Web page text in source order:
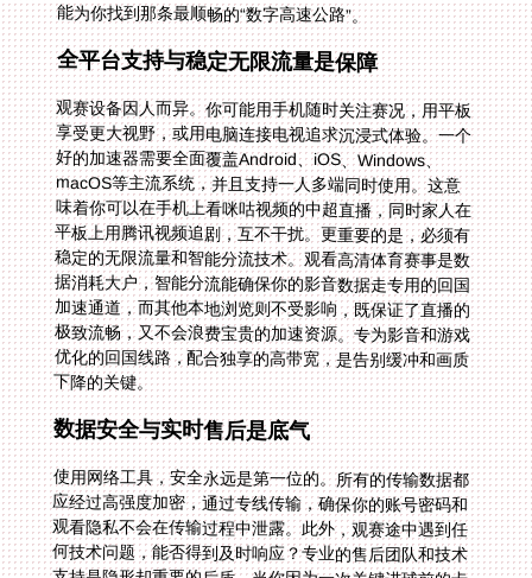
能为你找到那条最顺畅的“数字高速公路”。
全平台支持与稳定无限流量是保障
观赛设备因人而异。你可能用手机随时关注赛况，用平板
享受更大视野，或用电脑连接电视追求沉浸式体验。一个
好的加速器需要全面覆盖Android、iOS、Windows、
macOS等主流系统，并且支持一人多端同时使用。这意
味着你可以在手机上看咪咕视频的中超直播，同时家人在
平板上用腾讯视频追剧，互不干扰。更重要的是，必须有
稳定的无限流量和智能分流技术。观看高清体育赛事是数
据消耗大户，智能分流能确保你的影音数据走专用的回国
加速通道，而其他本地浏览则不受影响，既保证了直播的
极致流畅，又不会浪费宝贵的加速资源。专为影音和游戏
优化的回国线路，配合独享的高带宽，是告别缓冲和画质
下降的关键。
数据安全与实时售后是底气
使用网络工具，安全永远是第一位的。所有的传输数据都
应经过高强度加密，通过专线传输，确保你的账号密码和
观看隐私不会在传输过程中泄露。此外，观赛途中遇到任
何技术问题，能否得到及时响应？专业的售后团队和技术
支持是隐形却重要的后盾。当你因为一次关键进球前的卡
顿而焦急时，能快速找到真人客服或通过智能诊断解决问